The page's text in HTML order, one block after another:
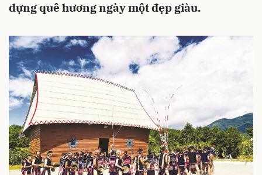
dựng quê hương ngày một đẹp giàu.